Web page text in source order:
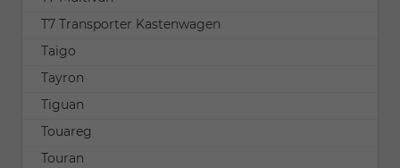
T7 Transporter Kastenwagen
Taigo
Tayron
Tiguan
Touareg
Touran